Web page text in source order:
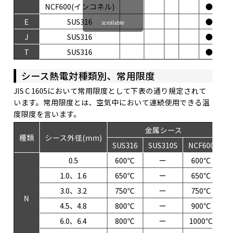
NCF600(インコネル)
●
E
SUS316 ●
J
SUS316 ●
T
SUS316 ●
scrollable
シース熱電対種類別、常用限度
JIS C 1605において常用限度として下表の通り規定されて
います。常用限度とは、空気中において連続使用できる温
度限度を言います。
種類 シース外径(mm)
金属シース
SUS316
SUS310S NCF600
N
0.5 600℃ ー
600℃
1.0、1.6
650℃ ー
650℃
3.0、3.2
750℃ ー
750℃
4.5、4.8
800℃ ー
900℃
6.0、6.4
800℃ ー
1000℃